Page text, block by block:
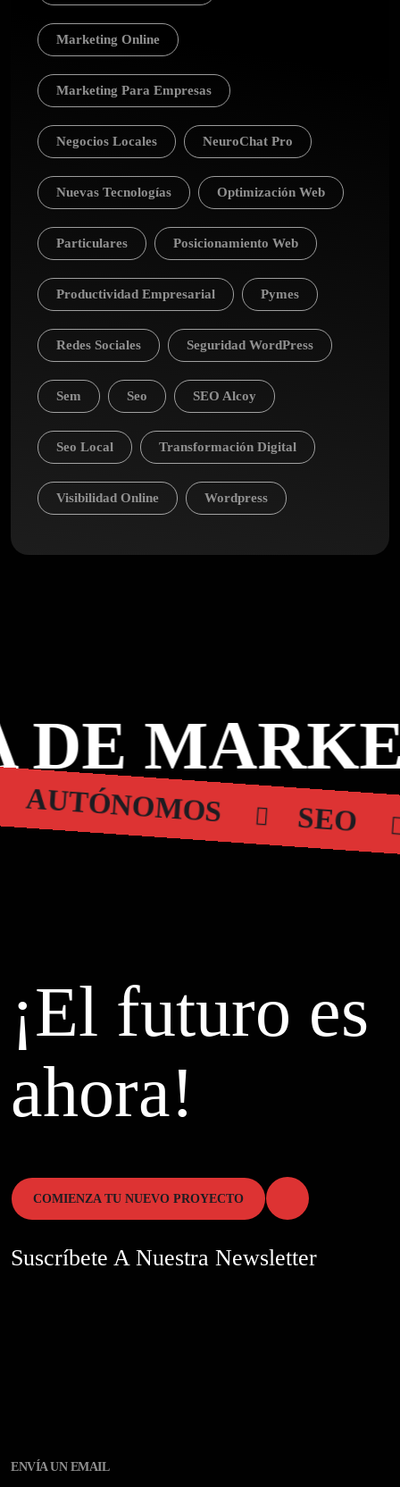
Marketing Online
Marketing Para Empresas
Negocios Locales NeuroChat Pro
Nuevas Tecnologías Optimización Web
Particulares Posicionamiento Web
Productividad Empresarial Pymes
Redes Sociales Seguridad WordPress
Sem Seo SEO Alcoy
Seo Local Transformación Digital
Visibilidad Online Wordpress
AUTÓNOMOS SEO
¡El futuro es
ahora!
COMIENZA TU NUEVO PROYECTO
Suscríbete A Nuestra Newsletter
ENVÍA UN EMAIL